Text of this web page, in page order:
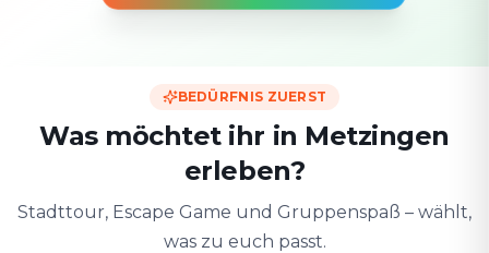
BEDÜRFNIS ZUERST
Was möchtet ihr in Metzingen
erleben?
Stadttour, Escape Game und Gruppenspaß – wählt,
was zu euch passt.